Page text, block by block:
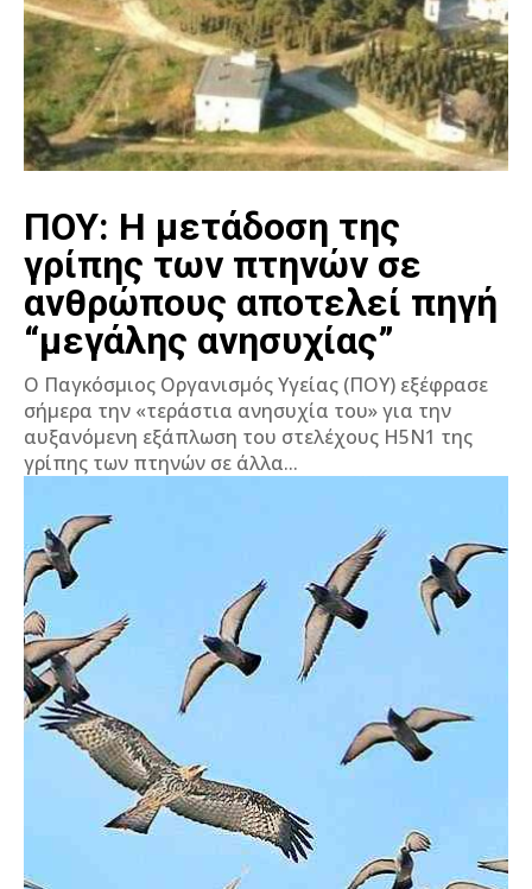
ΠΟΥ: H μετάδοση της
γρίπης των πτηνών σε
ανθρώπους αποτελεί πηγή
“μεγάλης ανησυχίας”
Ο Παγκόσμιος Οργανισμός Υγείας (ΠΟΥ) εξέφρασε
σήμερα την «τεράστια ανησυχία του» για την
αυξανόμενη εξάπλωση του στελέχους H5N1 της
γρίπης των πτηνών σε άλλα...